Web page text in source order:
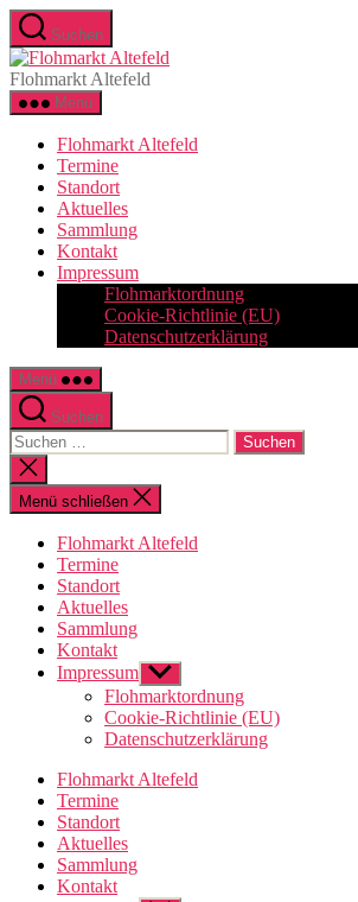
Zum
Inhalt
springen
Suchen
Flohmarkt Altefeld
Menü
Flohmarkt Altefeld
Termine
Standort
Aktuelles
Sammlung
Kontakt
Impressum
Flohmarktordnung
Cookie-Richtlinie (EU)
Datenschutzerklärung
Menü
Suchen
Suchen
nach:
Suche
schließen
Menü schließen
Flohmarkt Altefeld
Termine
Standort
Aktuelles
Sammlung
Kontakt
Impressum Untermenü
anzeigen
Flohmarktordnung
Cookie-Richtlinie (EU)
Datenschutzerklärung
Flohmarkt Altefeld
Termine
Standort
Aktuelles
Sammlung
Kontakt